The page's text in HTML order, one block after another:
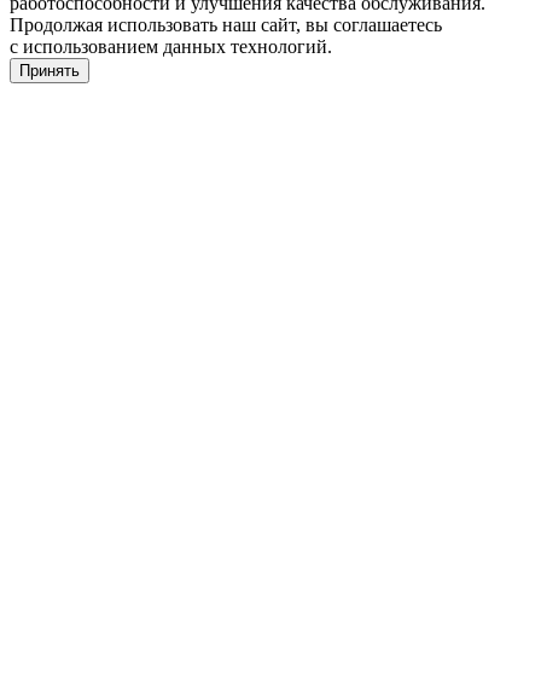
Продолжая использовать наш сайт, вы соглашаетесь
с использованием данных технологий.
Принять